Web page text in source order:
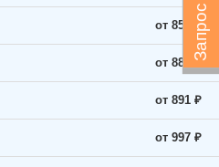
от 850 ₽
от 887 ₽
от 891 ₽
от 997 ₽